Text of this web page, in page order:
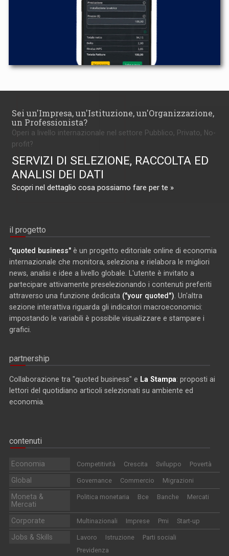
Sei un'Impresa, un'Istituzione, un'Organizzazione,
un Professionista?
Operi a livello internazionale nel settore Pubblico, Privato, No-
profit?
SERVIZI DI SELEZIONE, RACCOLTA ED
ANALISI DEI DATI
Scopri nel dettaglio cosa possiamo fare per te »
il progetto
"quoted business" è un progetto editoriale online di economia
internazionale che monitora, seleziona e rielabora le migliori
news, analisi e idee a livello globale. L'utente è invitato a
partecipare attivamente preselezionando i contenuti preferiti
attraverso una funzione dedicata ("your quoted"). Un'altra
sezione interattiva riguarda gli indicatori macroeconomici:
impostando le variabili è possibile visualizzare e stampare i
grafici.
partnership
Collaborazione tra "quoted business" e La Stampa: proposti ai
lettori del quotidiano articoli selezionati su ambiente ed
economia.
contenuti
Economia Competitività Crescita Sviluppo Povertà
Global Governance Commercio Migrazioni
Moneta &
Mercati
Politica monetaria Bce Banche Mercati
Corporate Multinazionali Imprese Pmi Start-up
Jobs & Skills Lavoro Istruzione
Parti sociali
Previdenza